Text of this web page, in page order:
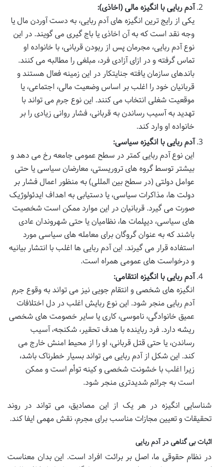
آدم ربایی با انگیزه مالی (اخاذی):
یکی از رایج ترین انگیزه های آدم ربایی، به دست آوردن مال یا
وجه نقد است که به آن اخاذی یا باج گیری می گویند. در این
نوع آدم ربایی، مجرمان پس از ربودن قربانی، با خانواده او
تماس گرفته و در ازای آزادی فرد، مبلغی را مطالبه می کنند.
باندهای سازمان یافته جنایتکار در این زمینه فعال هستند و
قربانیان خود را اغلب بر اساس وضعیت مالی، اجتماعی، یا
موقعیت شغلی انتخاب می کنند. این نوع جرم می تواند با
تهدید به آسیب رساندن به قربانی، فشار روانی زیادی را بر
خانواده او وارد کند.
آدم ربایی با انگیزه سیاسی:
این نوع آدم ربایی کمتر در سطح عمومی جامعه رخ می دهد و
بیشتر توسط گروه های تروریستی، معارضان سیاسی یا حتی
عوامل دولتی (در سطح بین المللی) به منظور اعمال فشار بر
دولت ها، مذاکرات سیاسی، یا دستیابی به اهداف ایدئولوژیک
صورت می گیرد. قربانیان در این موارد ممکن است شخصیت
های سیاسی، دیپلمات ها، نظامیان یا حتی شهروندان عادی
باشند که به عنوان گروگان برای معامله های سیاسی مورد
استفاده قرار می گیرند. این آدم ربایی ها اغلب با انتشار بیانیه
و درخواست های عمومی همراه است.
آدم ربایی با انگیزه انتقامی:
انگیزه های شخصی و انتقام جویی نیز می تواند به وقوع جرم
آدم ربایی منجر شود. این نوع ربایش اغلب در دل اختلافات
عمیق خانوادگی، ناموسی، کاری یا سایر خصومت های شخصی
ریشه دارد. فرد رباینده با هدف تحقیر، شکنجه، آسیب
رساندن، یا حتی قتل قربانی، او را از محیط امنش خارج می
کند. این شکل از آدم ربایی می تواند بسیار خطرناک باشد،
زیرا اغلب با خشونت شخصی و کینه توأم است و ممکن
است به جرائم شدیدتری منجر شود.
شناسایی انگیزه در هر یک از این مصادیق، می تواند در روند
تحقیقات و تعیین مجازات مناسب برای مجرم، نقش مهمی ایفا کند.
اثبات بی گناهی در آدم ربایی
در نظام حقوقی ما، اصل بر برائت افراد است. این بدان معناست